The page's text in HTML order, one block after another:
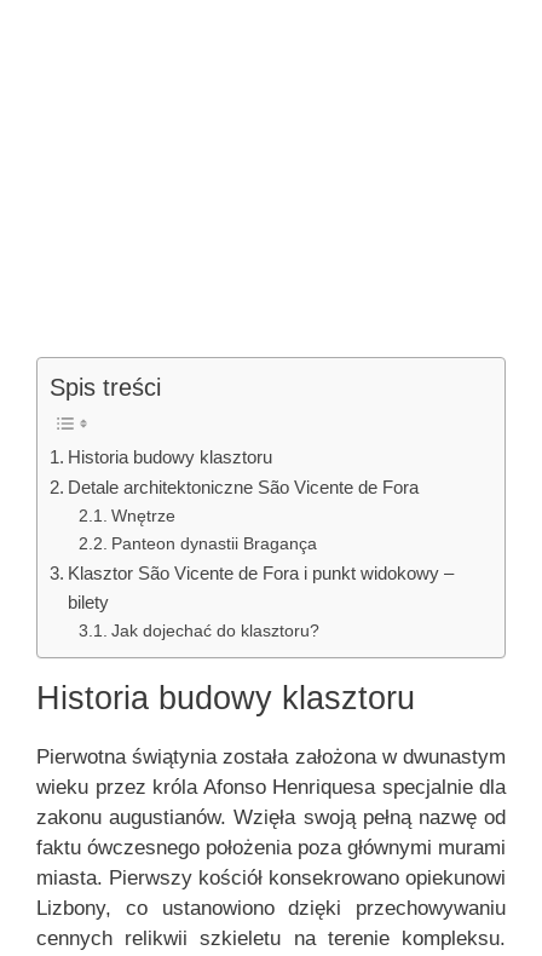
Spis treści
Historia budowy klasztoru
Detale architektoniczne São Vicente de Fora
Wnętrze
Panteon dynastii Bragança
Klasztor São Vicente de Fora i punkt widokowy –
bilety
Jak dojechać do klasztoru?
Historia budowy klasztoru
Pierwotna świątynia została założona w dwunastym
wieku przez króla Afonso Henriquesa specjalnie dla
zakonu augustianów. Wzięła swoją pełną nazwę od
faktu ówczesnego położenia poza głównymi murami
miasta. Pierwszy kościół konsekrowano opiekunowi
Lizbony, co ustanowiono dzięki przechowywaniu
cennych relikwii szkieletu na terenie kompleksu.